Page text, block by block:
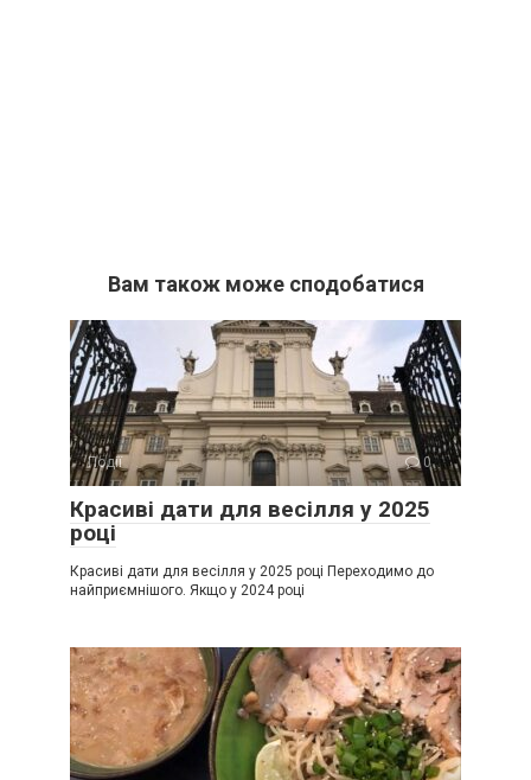
Вам також може сподобатися
Події 0
Красиві дати для весілля у 2025
році
Красиві дати для весілля у 2025 році Переходимо до
найприємнішого. Якщо у 2024 році